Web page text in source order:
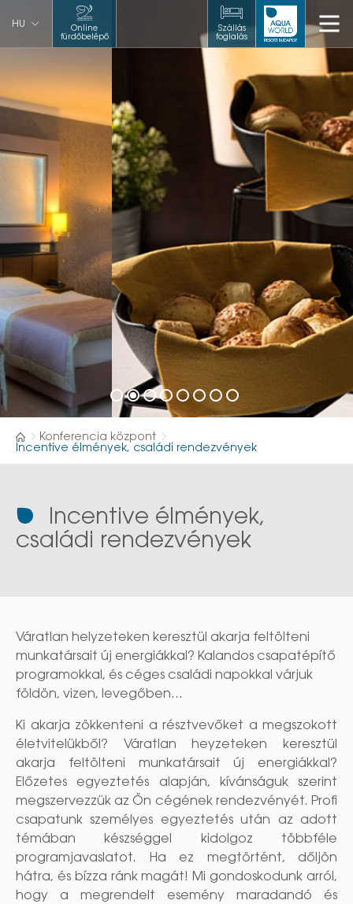
Online
fürdőbelépő
HU
Szállás
foglalás
Konferencia központ
Incentive élmények, családi rendezvények
Incentive élmények,
családi rendezvények
Váratlan helyzeteken keresztül akarja feltölteni
munkatársait új energiákkal? Kalandos csapatépítő
programokkal, és céges családi napokkal várjuk
földön, vizen, levegőben...
Ki akarja zökkenteni a résztvevőket a megszokott
életvitelükből? Váratlan heyzeteken keresztül
akarja feltölteni munkatársait új energiákkal?
Előzetes egyeztetés alapján, kívánságuk szerint
megszervezzük az Ön cégének rendezvényét. Profi
csapatunk személyes egyeztetés után az adott
témában készséggel kidolgoz többféle
programjavaslatot. Ha ez megtörtént, dőljön
hátra, és bízza ránk magát! Mi gondoskodunk arról,
hogy a megrendelt esemény maradandó és